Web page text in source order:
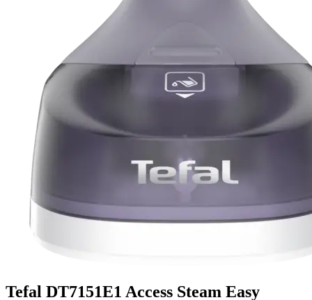
Tefal DT7151E1 Access Steam Easy